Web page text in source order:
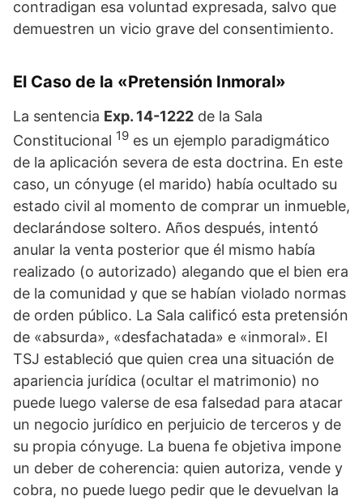
contradigan esa voluntad expresada, salvo que
demuestren un vicio grave del consentimiento.
El Caso de la «Pretensión Inmoral»
La sentencia Exp. 14-1222 de la Sala
Constitucional 19 es un ejemplo paradigmático
de la aplicación severa de esta doctrina. En este
caso, un cónyuge (el marido) había ocultado su
estado civil al momento de comprar un inmueble,
declarándose soltero. Años después, intentó
anular la venta posterior que él mismo había
realizado (o autorizado) alegando que el bien era
de la comunidad y que se habían violado normas
de orden público. La Sala calificó esta pretensión
de «absurda», «desfachatada» e «inmoral». El
TSJ estableció que quien crea una situación de
apariencia jurídica (ocultar el matrimonio) no
puede luego valerse de esa falsedad para atacar
un negocio jurídico en perjuicio de terceros y de
su propia cónyuge. La buena fe objetiva impone
un deber de coherencia: quien autoriza, vende y
cobra, no puede luego pedir que le devuelvan la